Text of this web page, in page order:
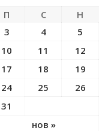
П С Н
нов »
3 4
5
10 11
12
17 18
19
24 25
26
31